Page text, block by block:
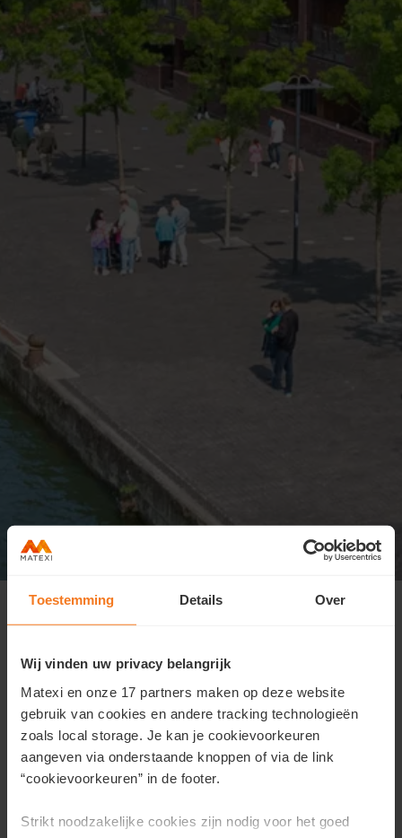
Toestemming Details Over
Wij vinden uw privacy belangrijk
Matexi en onze 17 partners maken op deze website
gebruik van cookies en andere tracking technologieën
zoals local storage. Je kan je cookievoorkeuren
aangeven via onderstaande knoppen of via de link
“cookievoorkeuren” in de footer.
Strikt noodzakelijke cookies zijn nodig voor het goed
Welkom op zaterdag om het
woonaanbod in Vilvoorde te
Wenst u snel te verhuizen of heeft u geen haast?
Alles kan. Matexi heeft een aanbod kant-en-klare
woningen en appartementen aan de Vilvoordse
waterkant, alsook bouwen we aan nieuwe woonbuurt